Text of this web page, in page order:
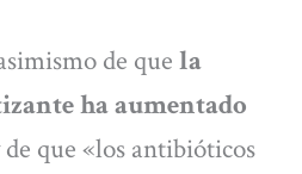
de que la
ha aumentado
de que «los antibióticos